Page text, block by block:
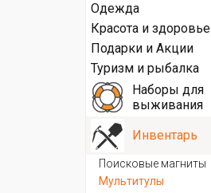
Одежда
Красота и здоровье
Подарки и Акции
Туризм и рыбалка
Наборы для
выживания
Инвентарь
Поисковые магниты
Мультитулы